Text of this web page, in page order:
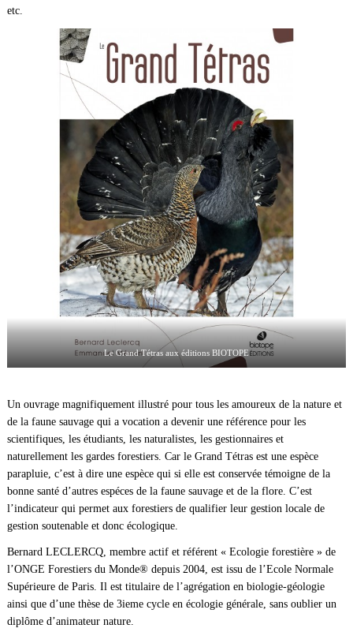
etc.
Le Grand Tétras aux éditions BIOTOPE
Un ouvrage magnifiquement illustré pour tous les amoureux de la nature et
de la faune sauvage qui a vocation a devenir une référence pour les
scientifiques, les étudiants, les naturalistes, les gestionnaires et
naturellement les gardes forestiers. Car le Grand Tétras est une espèce
parapluie, c’est à dire une espèce qui si elle est conservée témoigne de la
bonne santé d’autres espéces de la faune sauvage et de la flore. C’est
l’indicateur qui permet aux forestiers de qualifier leur gestion locale de
gestion soutenable et donc écologique.
Bernard LECLERCQ, membre actif et référent « Ecologie forestière » de
l’ONGE Forestiers du Monde® depuis 2004, est issu de l’Ecole Normale
Supérieure de Paris. Il est titulaire de l’agrégation en biologie-géologie
ainsi que d’une thèse de 3ieme cycle en écologie générale, sans oublier un
diplôme d’animateur nature.